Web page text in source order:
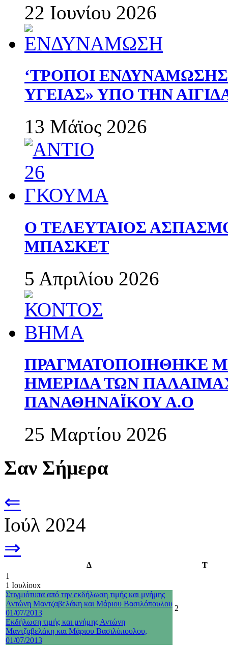
22 Ιουνίου 2026
‘ΤΡΟΠΟΙ
ΥΓΕΙΑΣ» ΥΠΟ ΤΗΝ
13 Μάϊος 2026
Ο ΤΕΛΕΥΤΑΙΟΣ
ΜΠΑΣΚΕΤ
5 Απριλίου 2026
ΠΡΑΓΜΑΤΟΠΟΙΗΘΗΚΕ
ΗΜΕΡΙΔΑ ΤΩΝ
ΠΑΝΑΘΗΝΑΪΚΟΥ Α.Ο
25 Μαρτίου 2026
Σαν Σήμερα
⇐
Ιούλ 2024
⇒
Δ
Τ
1
1 Ιουλίουx
Στιγμιότυπα από την εκδήλωση τιμής και μνήμης
Αντώνη Μαντζαβελάκη και Μάριου Βασιλόπουλου
01/07/2013
Εκδήλωση τιμής και μνήμης Αντώνη
Μαντζαβελάκη και Μάριου Βασιλόπουλου,
01/07/2013
2